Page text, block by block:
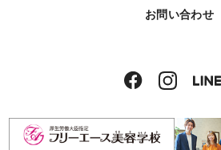
お問い合わせ